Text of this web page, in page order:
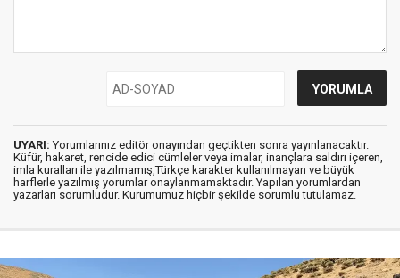
UYARI: Yorumlarınız editör onayından geçtikten sonra yayınlanacaktır.
Küfür, hakaret, rencide edici cümleler veya imalar, inançlara saldırı içeren,
imla kuralları ile yazılmamış,Türkçe karakter kullanılmayan ve büyük
harflerle yazılmış yorumlar onaylanmamaktadır. Yapılan yorumlardan
yazarları sorumludur. Kurumumuz hiçbir şekilde sorumlu tutulamaz.